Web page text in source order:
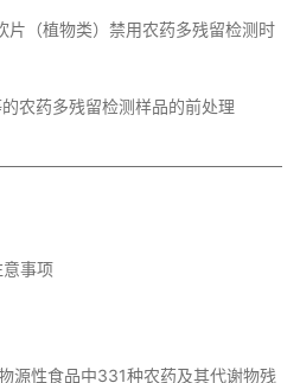
（植物类）禁用农药多残留检测时
农药多残留检测样品的前处理
意事项
源性食品中331种农药及其代谢物残